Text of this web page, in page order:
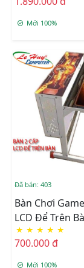
Mới 100%
Đã bán: 403
Bàn Chơi
LCD Để Trên
★ ★ ★ ★ ★
700.000 đ
Mới 100%